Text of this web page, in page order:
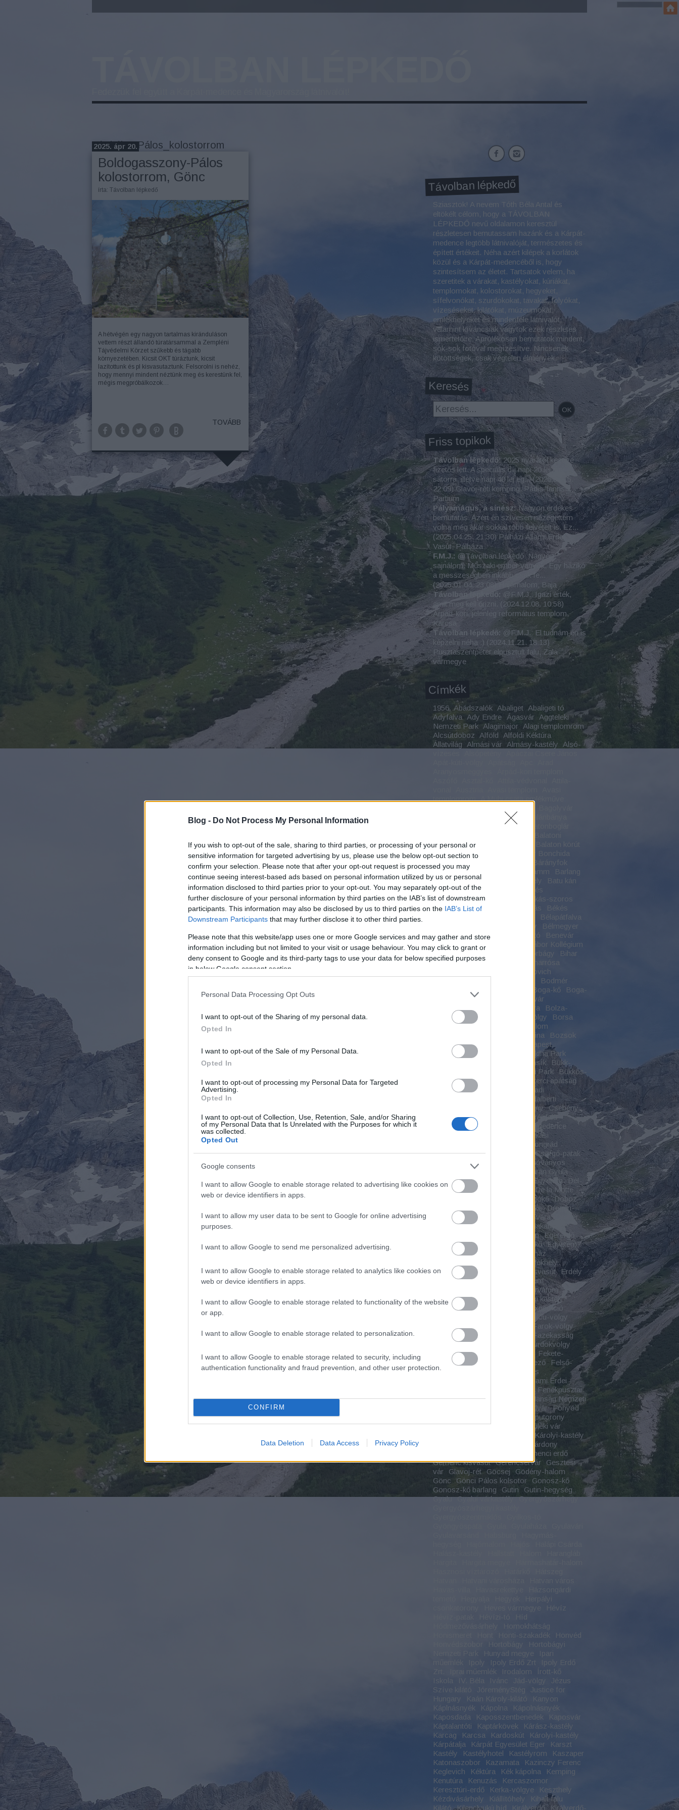
Blog - Do Not Process My Personal Information
If you wish to opt-out of the sale, sharing to third parties, or processing of your personal or
sensitive information for targeted advertising by us, please use the below opt-out section to
confirm your selection. Please note that after your opt-out request is processed you may
continue seeing interest-based ads based on personal information utilized by us or personal
information disclosed to third parties prior to your opt-out. You may separately opt-out of the
further disclosure of your personal information by third parties on the IAB’s list of downstream
participants. This information may also be disclosed by us to third parties on the IAB’s List of
Downstream Participants that may further disclose it to other third parties.
Please note that this website/app uses one or more Google services and may gather and store
information including but not limited to your visit or usage behaviour. You may click to grant or
deny consent to Google and its third-party tags to use your data for below specified purposes
in below Google consent section.
Personal Data Processing Opt Outs
I want to opt-out of the Sharing of my personal data.
Opted In
I want to opt-out of the Sale of my Personal Data.
Opted In
I want to opt-out of processing my Personal Data for Targeted
Advertising.
Opted In
I want to opt-out of Collection, Use, Retention, Sale, and/or Sharing
of my Personal Data that Is Unrelated with the Purposes for which it
was collected.
Opted Out
Google consents
I want to allow Google to enable storage related to advertising like cookies on
web or device identifiers in apps.
I want to allow my user data to be sent to Google for online advertising
purposes.
I want to allow Google to send me personalized advertising.
I want to allow Google to enable storage related to analytics like cookies on
web or device identifiers in apps.
I want to allow Google to enable storage related to functionality of the website
or app.
I want to allow Google to enable storage related to personalization.
I want to allow Google to enable storage related to security, including
authentication functionality and fraud prevention, and other user protection.
CONFIRM
Data Deletion Data Access Privacy Policy
Címkék»Pálos_kolostorrom
2025. ápr 20.
Boldogasszony-Pálos
kolostorrom, Gönc
írta: Távolban lépkedő
A hétvégén egy nagyon tartalmas kiránduláson
vettem részt állandó túratársammal a Zempléni
Tájvédelmi Körzet szűkebb és tágabb
környezetében. Kicsit OKT túráztunk, kicsit
lazítottunk és pl kisvasutaztunk. Felsorolni is nehéz,
hogy mennyi mindent néztünk meg és kerestünk fel,
mégis megpróbálkozok…
TOVÁBB
Távolban lépkedő
Sziasztok! A nevem Tóth Béla Antal és
eltökélt célom, hogy a TÁVOLBAN
LÉPKEDŐ nevű oldalamon keresztül
részletesen bemutassam hazánk és a Kárpát-
medence legtöbb látnivalóját, természetes és
épített értékeit. Néha azért kilépek a korlátok
közül és a Kárpát-medencéből is, hogy
szintesítsem az életet. Tartsatok velem, ha
szeretitek a várakat, kastélyokat, kúriákat,
templomokat, kolostorokat, hegyeket,
sífelvonókat, szurdokokat, tavakat, folyókat,
vízeséseket, kilátókat, múzeumokat,
emlékhelyeket és mindenféle látnivalót,
valamint kíváncsiak vagytok ezek részletes
ismertetőire. Aprólékosan bemutatok mindent,
sok-sok fotóval megízesítve. Nincsenek
kötöttségek, csak végtelen élmények.
Keresés
Friss topikok
Távolban lépkedő:2025 nyarától kezdve
fizetős lett. A speciális díj napi 20 lej egy
sátorra, illetve napi 40 lej eg...(2026.07.15.
22:09) Glavoj-réti kemping, Pádis-fennsík,
Partium
Pályamágus, a sínész:Nagyon érdekes
bemutatás. Azért én szívesen nézegettem
volna még akár sokkal több felvételt is. Ez...
(2025.04.25. 21:30) Pálházi Állami Erdei
Vasút, Pálháza
F.M.J.: @Távolban lépkedő: Nagyon
sajnálom. Műszaki ember vagyok. Egy házikó
a messzeségben inkább csak fe...
(2025.01.04. 23:08) Hajómalom, Baja
Távolban lépkedő: @F.M.J.: Igazi érték,
amit meg kell őrizni. (2024.12.08. 10:58)
Árpád-kori, jelenleg református templom,
Karcsa
Távolban lépkedő: @F.M.J.: El tudnám én is
képzelni néha :) ( 2024.11.21. 18:13)
Pusztaszentpéter elpusztult falu, Zala
vármegye
Címkék
1956 Abádszalók Abaliget Abaligeti tó
Adyfalva
Ady Endre Ágasvár Aggteleki
Nemzeti Park Alagimajor Alagi templomrom
Alcsútdoboz Alföld
Alföldi Kéktúra
Állatvilág
Almási vár Almásy-kastély
Alsó-
templomrom A Muhi csata emlékműve
Bakonszeg
Balaton-felvidék
romok Balaton körbetekerés
Bánffy-kastély
Bánffy-kastély Bonchida
Bánság
Bárányfok
Bárdudvarnok
Bärenschützklamm
Barlang
Barlanglakás
Báthori-várkastély
Batu kán
Bauxitföldtani Park
Bazaltömlés
Bazaltorgona Bécsújhely
Békás-szoros
Békéscsaba
Békésszentandrás
Békés
Bélapátfalva
Beliczey-kastély
Bélmegyer
Bence-hegy
Bence-hegyi kilátó
Benevár
Bessenyei György
Bethlen Gábor Kollégium
Betyárcsárda
Biatorbágy
Bihar
Bihar-hegység
Biharrósa
Blaskovich
Bodmér
Boga-kő
Boga-
Boga-völgy
Boldogkői vár
Boldogkő vára
Bolza-
család
Bonchida Borosán-völgy
Borsa
Borsafüred
Bortemplom
Bosznia-Hercegovina
Bozsok
Bózsva Budai-hegység
Budapest
Budaszentlőrinc
Buddha Park
Bükk-fennsík
Bükk-
Bükki Nemzeti Park
Bükkös-
Bulz-kő
Ciszterci apátság
Ciszterci kolostor
Csabaszabadi
Csanádalberti
Csebény Csebény
szabás Cserepes-völgy
Cserépfalu
Cserépváralja
Csíki-medence
Csókási
Csongrád
Csongrád-Csanád vármegye
Csörgő-patak
Csörgő-szurdok
Csóványos
Csukás-vízesés
Czárán Gyula
Dabas Debrecen Debreceni Egyetem
Dél-
Dunántúl
Dézna
De la Motte
Dobogókő Doboz
Döröske Dregán-
Drégelypalánk Drégely vára
Dreher
Dreher-villa
Dunakanyar
Ecséri templomrom Egererdő
Egeres Egyes-kő Egyeskő
Egyetem
Egyház Elpusztult falu
Emékház
Emlékhely
Emlékmű
Emlékpark Erdei kisvasút
Erdély
Erdélyi várak
Erdészeti Múzeum
Erdőrezervátum
Ereklye Erődített város
Érseki kastély
Esterházy-kastély
Expedíció
Farcu-völgy
Farok-völgy
Fatemplom
Fátyol-vízesés
Fazekasság
Fehérkői-szoros
Fehérkői-szurdokvölgy
Fehérvárcsurgó
Fekete-
Körös
Feketekápolna Felfedező
Felső-
szoros szurdok
Felső-vízesés
Felsőtárkányi Állami Erdei
Fenékpusztai
major Ferences rend
Fertő Hanság Nemzeti
Földvár
Fonyód
Forkesch-kaputorony
Forradalom Forrás
Füleki vár
Füzérradványi Károlyi-kastély
Gárdony
Gemenci erdő
Gemenc kisvasút Gerencsérvár
Gesztesi
vár
Glavoj-rét Göcsej
Gödény-halom
Gönc
Gönci Pálos kolsotor
Gonosz-kő
Gonosz-kő barlang
Gutin
Gutin-hegység
Gyalu Gyalui várkastély Gyergyószárhegy
Hévíz
Homokhátság
Honti-szakadék
Honvéd
Hortobágyi
Hunyad megye
Ipari
Ipoly Ipoly Erdő Zrt
Ipoly Erdő
Iprai műemlék Irodalom
Írott-kő
Iskola
IV. Béla Ivánc Jád-völgy
Jézus
Szíve kilátó
Justice for
Hungary
Kaán Károly-kilátó
Kanyon
Káplnásnyék
Kápolna
Kápolnásnyék
Kaposdada
Kaposszentbenedek
Kaposvár
Káptalantóti
Kaptárkövek
Kárász-kastély
Karcag
Karcsa Kardoskút
Károlyi-kastély
Kárpátalja
Kárpát Egyesület Eger
Karszt
Kastély
Kastélyhotel Kastélyrom
Kaszaper
Katonaszobor
Kazamata
Kazinczy Ferenc
Keglevich
Kéktúra Kék kápolna
Kemping
Kenutúra
Kenuzás
Kercaszomor
Keresztúri-erdő
Kerka-völgye
Keszthely
Kézdivásárhely
Kiállítóhely
Kihalt falu
Kilátó
Kilenclyukú híd Királyerdő Királyerdő-